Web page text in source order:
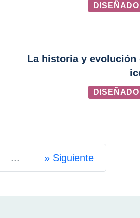
La historia y evolución
... » Siguiente